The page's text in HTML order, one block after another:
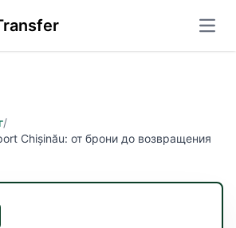
/
Chișinău: от брони до возвращения